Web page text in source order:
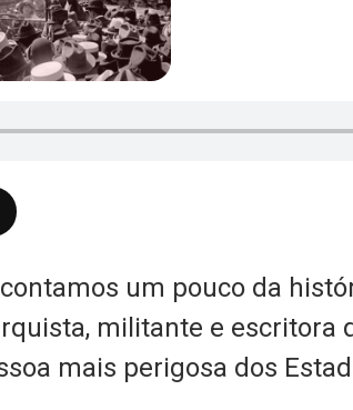
um pouco da
militante e escritora
mais perigosa dos